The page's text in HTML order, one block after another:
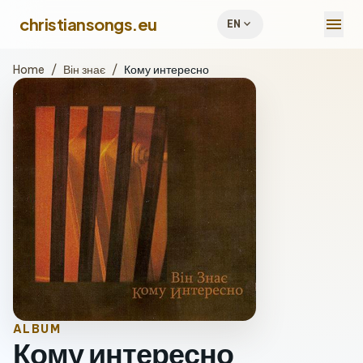
christiansongs.eu EN expand_more menu
Home / Він знає / Кому интересно
ALBUM
Кому интересно